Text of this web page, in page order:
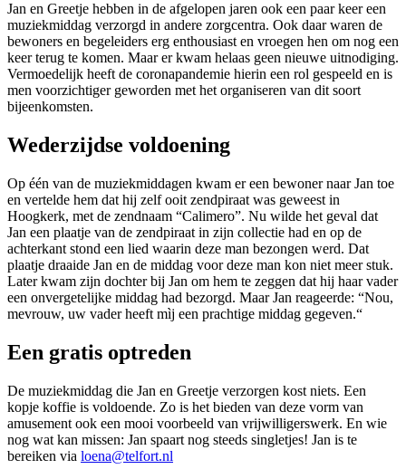
Jan en Greetje hebben in de afgelopen jaren ook een paar keer een
muziekmiddag verzorgd in andere zorgcentra. Ook daar waren de
bewoners en begeleiders erg enthousiast en vroegen hen om nog een
keer terug te komen. Maar er kwam helaas geen nieuwe uitnodiging.
Vermoedelijk heeft de coronapandemie hierin een rol gespeeld en is
men voorzichtiger geworden met het organiseren van dit soort
bijeenkomsten.
Wederzijdse voldoening
Op één van de muziekmiddagen kwam er een bewoner naar Jan toe
en vertelde hem dat hij zelf ooit zendpiraat was geweest in
Hoogkerk, met de zendnaam “Calimero”. Nu wilde het geval dat
Jan een plaatje van de zendpiraat in zijn collectie had en op de
achterkant stond een lied waarin deze man bezongen werd. Dat
plaatje draaide Jan en de middag voor deze man kon niet meer stuk.
Later kwam zijn dochter bij Jan om hem te zeggen dat hij haar vader
een onvergetelijke middag had bezorgd. Maar Jan reageerde: “Nou,
mevrouw, uw vader heeft mìj een prachtige middag gegeven.“
Een gratis optreden
De muziekmiddag die Jan en Greetje verzorgen kost niets. Een
kopje koffie is voldoende. Zo is het bieden van deze vorm van
amusement ook een mooi voorbeeld van vrijwilligerswerk. En wie
nog wat kan missen: Jan spaart nog steeds singletjes! Jan is te
bereiken via loena@telfort.nl